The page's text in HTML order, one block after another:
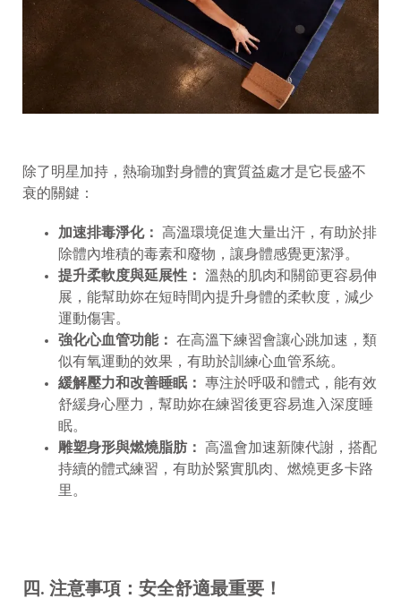
除了明星加持，熱瑜珈對身體的實質益處才是它長盛不
衰的關鍵：
加速排毒淨化： 高溫環境促進大量出汗，有助於排
除體內堆積的毒素和廢物，讓身體感覺更潔淨。
提升柔軟度與延展性： 溫熱的肌肉和關節更容易伸
展，能幫助妳在短時間內提升身體的柔軟度，減少
運動傷害。
強化心血管功能： 在高溫下練習會讓心跳加速，類
似有氧運動的效果，有助於訓練心血管系統。
緩解壓力和改善睡眠： 專注於呼吸和體式，能有效
舒緩身心壓力，幫助妳在練習後更容易進入深度睡
眠。
雕塑身形與燃燒脂肪： 高溫會加速新陳代謝，搭配
持續的體式練習，有助於緊實肌肉、燃燒更多卡路
里。
四. 注意事項：安全舒適最重要！